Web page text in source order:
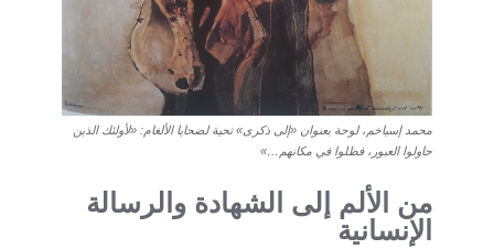
محمد إسياخم، لوحة بعنوان «إلى ذكرى» تحية لضحايا الألغام: «لأولئك الذين
حاولوا العبور، فظلوا في مكانهم…»
من الألم إلى الشهادة والرسالة
الإنسانية